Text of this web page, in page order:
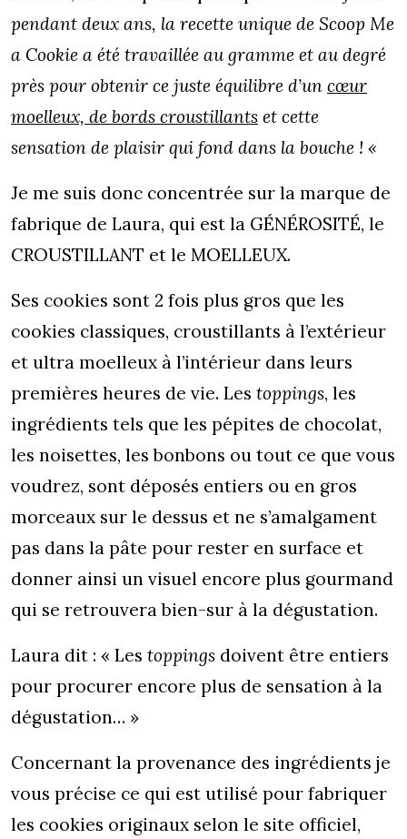
pendant deux ans, la recette unique de Scoop Me
a Cookie a été travaillée au gramme et au degré
près pour obtenir ce juste équilibre d’un cœur
moelleux, de bords croustillants et cette
sensation de plaisir qui fond dans la bouche ! «
Je me suis donc concentrée sur la marque de
fabrique de Laura, qui est la GÉNÉROSITÉ, le
CROUSTILLANT et le MOELLEUX.
Ses cookies sont 2 fois plus gros que les
cookies classiques, croustillants à l’extérieur
et ultra moelleux à l’intérieur dans leurs
premières heures de vie. Les toppings, les
ingrédients tels que les pépites de chocolat,
les noisettes, les bonbons ou tout ce que vous
voudrez, sont déposés entiers ou en gros
morceaux sur le dessus et ne s’amalgament
pas dans la pâte pour rester en surface et
donner ainsi un visuel encore plus gourmand
qui se retrouvera bien-sur à la dégustation.
Laura dit : « Les toppings doivent être entiers
pour procurer encore plus de sensation à la
dégustation… »
Concernant la provenance des ingrédients je
vous précise ce qui est utilisé pour fabriquer
les cookies originaux selon le site officiel,